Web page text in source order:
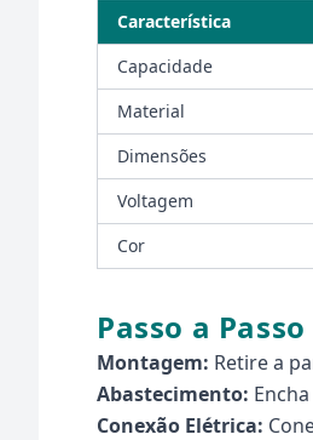
Característica
Capacidade
Material
Dimensões
Voltagem
Cor
Passo a
Montagem: Retire a
Abastecimento:
Conexão Elétrica: